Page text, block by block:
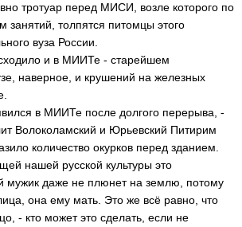
тротуар перед МИСИ, возле которого по
занятий, толпятся питомцы этого
вуза России.
и в МИИТе - старейшем
наверное, и крушений на железных
в МИИТе после долгого перерыва, -
Волоколамский и Юрьевский Питирим
количество окурков перед зданием.
нашей русской культуры это
мужик даже не плюнет на землю, потому
она ему мать. Это же всё равно, что
- кто может это сделать, если не